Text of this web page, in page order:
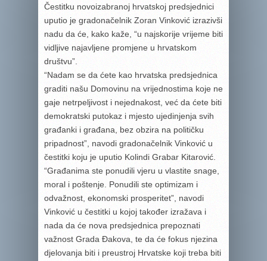
Čestitku novoizabranoj hrvatskoj predsjednici
uputio je gradonačelnik Zoran Vinković izrazivši
nadu da će, kako kaže, “u najskorije vrijeme biti
vidljive najavljene promjene u hrvatskom
društvu”.
“Nadam se da ćete kao hrvatska predsjednica
graditi našu Domovinu na vrijednostima koje ne
gaje netrpeljivost i nejednakost, već da ćete biti
demokratski putokaz i mjesto ujedinjenja svih
građanki i građana, bez obzira na političku
pripadnost”, navodi gradonačelnik Vinković u
čestitki koju je uputio Kolindi Grabar Kitarović.
“Građanima ste ponudili vjeru u vlastite snage,
moral i poštenje. Ponudili ste optimizam i
odvažnost, ekonomski prosperitet”, navodi
Vinković u čestitki u kojoj također izražava i
nada da će nova predsjednica prepoznati
važnost Grada Đakova, te da će fokus njezina
djelovanja biti i preustroj Hrvatske koji treba biti